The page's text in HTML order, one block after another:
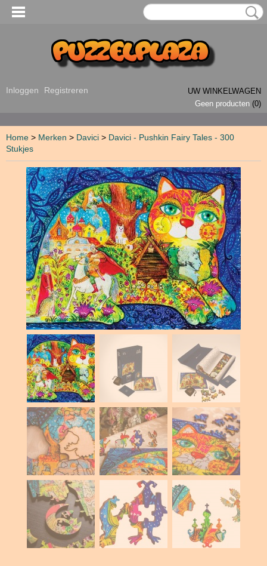
Inloggen Registreren
UW WINKELWAGEN
Geen producten (0)
Home > Merken > Davici > Davici - Pushkin Fairy Tales - 300
Stukjes